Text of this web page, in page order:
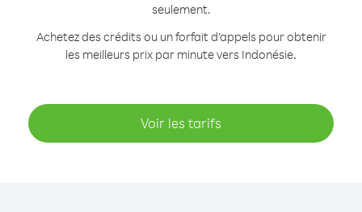
seulement.
Achetez des crédits ou un forfait d’appels pour obtenir
les meilleurs prix par minute vers Indonésie.
Voir les tarifs